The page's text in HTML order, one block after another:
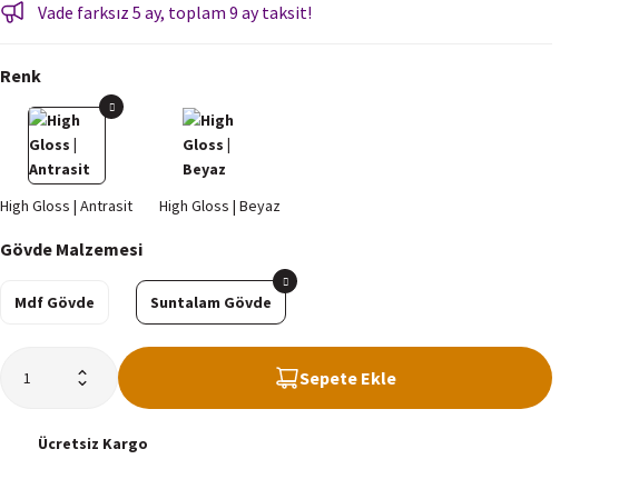
Vade farksız 5 ay, toplam 9 ay taksit!
Renk
Gövde Malzemesi
Mdf Gövde Suntalam Gövde
Sepete Ekle
Ücretsiz Kargo